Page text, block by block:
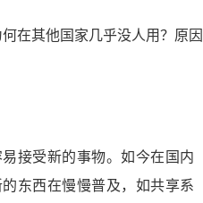
接受新的事物。如今在国内
东西在慢慢普及，如共享系